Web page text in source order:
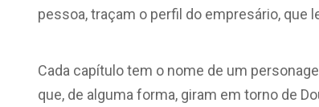
pessoa, traçam o perfil do empresário, que
Cada capítulo tem o nome de um
que, de alguma forma, giram em torno de